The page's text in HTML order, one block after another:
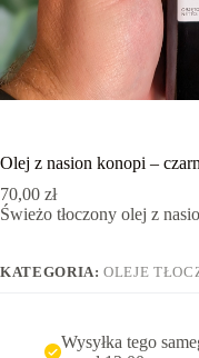
Olej z nasion konopi –
70,00 zł
Świeżo tłoczony olej z
KATEGORIA:OLEJE
Wysyłka tego